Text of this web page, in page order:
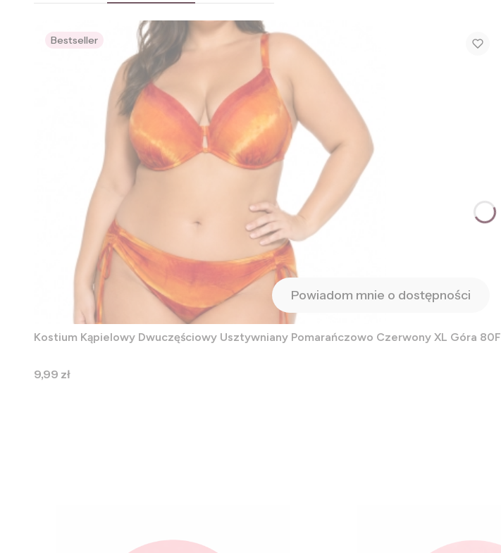
Bestseller
Powiadom mnie o dostępności
Kostium Kąpielowy Dwuczęściowy Usztywniany Pomarańczowo Czerwony XL Góra 80F
Cena
9,99 zł